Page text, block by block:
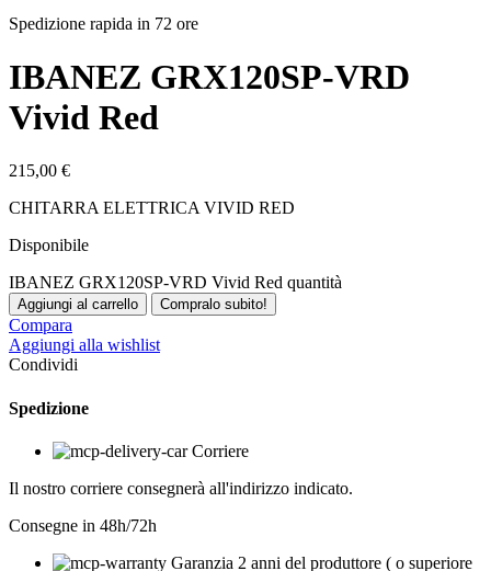
Spedizione rapida in 72 ore
IBANEZ GRX120SP-VRD
Vivid Red
215,00 €
CHITARRA ELETTRICA VIVID RED
Disponibile
IBANEZ GRX120SP-VRD Vivid Red quantità
Aggiungi al carrello Compralo subito!
Compara
Aggiungi alla wishlist
Condividi
Spedizione
Corriere
Il nostro corriere consegnerà all'indirizzo indicato.
Consegne in 48h/72h
Garanzia 2 anni del produttore ( o superiore